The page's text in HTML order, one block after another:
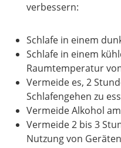
verbessern:
Schlafe in einem
Schlafe in einem
Raumtemperatur
Vermeide es, 2
Schlafengehen zu
Vermeide Alkohol
Vermeide 2 bis 3
Nutzung von